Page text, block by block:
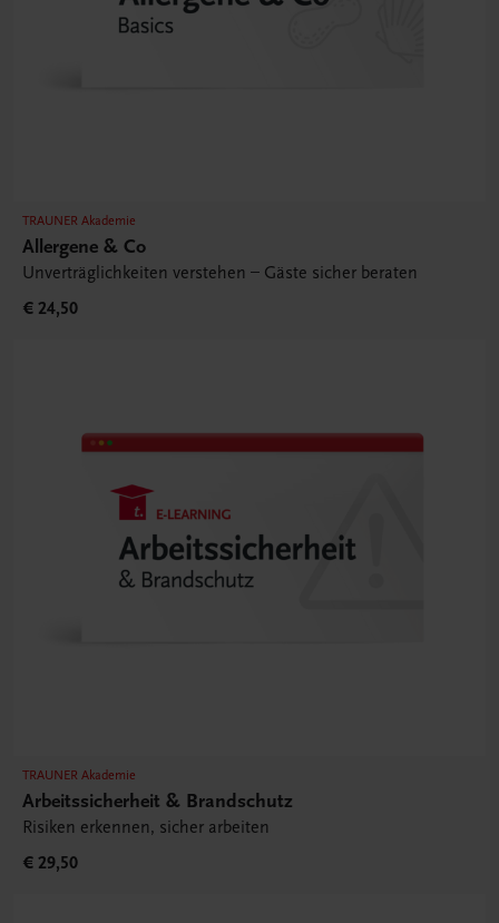
TRAUNER Akademie
Allergene & Co
Unverträglichkeiten verstehen – Gäste sicher beraten
€ 24,50
TRAUNER Akademie
Arbeitssicherheit & Brandschutz
Risiken erkennen, sicher arbeiten
€ 29,50